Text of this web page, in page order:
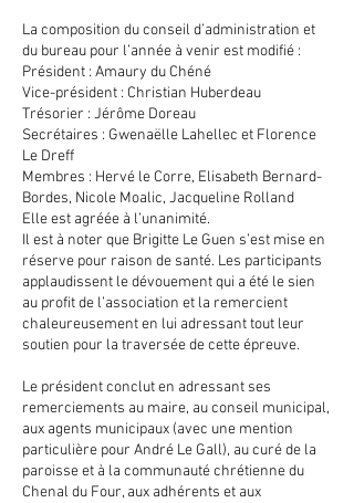
La composition du conseil d’administration et
du bureau pour l’année à venir est modifié :
Président : Amaury du Chéné
Vice-président : Christian Huberdeau
Trésorier : Jérôme Doreau
Secrétaires : Gwenaëlle Lahellec et Florence
Le Dreff
Membres : Hervé le Corre, Elisabeth Bernard-
Bordes, Nicole Moalic, Jacqueline Rolland
Elle est agréée à l’unanimité.
Il est à noter que Brigitte Le Guen s’est mise en
réserve pour raison de santé. Les participants
applaudissent le dévouement qui a été le sien
au profit de l’association et la remercient
chaleureusement en lui adressant tout leur
soutien pour la traversée de cette épreuve.
Le président conclut en adressant ses
remerciements au maire, au conseil municipal,
aux agents municipaux (avec une mention
particulière pour André Le Gall), au curé de la
paroisse et à la communauté chrétienne du
Chenal du Four, aux adhérents et aux